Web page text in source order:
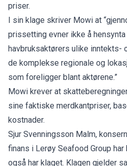
priser.
I sin klage skriver Mowi at
prissetting evner ikke å
havbruksaktørers ulike inntekts-
de komplekse regionale og
som foreligger blant aktørene.”
Mowi krever at
sine faktiske merdkantpriser,
kostnader.
Sjur Svenningsson Malm,
finans i Lerøy Seafood Group
også har klaget. Klagen gjelder